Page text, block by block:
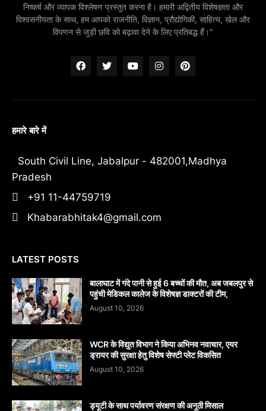
निष्कर्ष और व्यापक विश्लेषण प्रस्तुत करना है। हमारी अद्वितीय विशेषज्ञता और
विश्वसनीयता के साथ, हम आपको राजनीति, विज्ञान, प्रौद्योगिकी, साहित्य, खेल और
विपणन से जुड़ी छवि को बढ़ावा देने के लिए प्रतिबद्ध हैं।"
हमारे बारे में
South Civil Line, Jabalpur - 482001,Madhya
Pradesh
+91 11-44759719
Khabarabhitak4@gmail.com
LATEST POSTS
बालाघाट में गंदे पानी से हुई 6 बच्चों की मौत, अब जबलपुर से
पहुंची मेडिकल कालेज के विशेषज्ञ डाक्टरों की टीम,
August 10, 2026
WCR के विद्युत विभाग ने किया अभिनव नवाचार, एयर
ड्रायर की सुरक्षा हेतु विशेष सेफ्टी प्लेट विकसित
August 10, 2026
ड्यूटी के साथ पर्यावरण संरक्षण की अनूठी मिसाल